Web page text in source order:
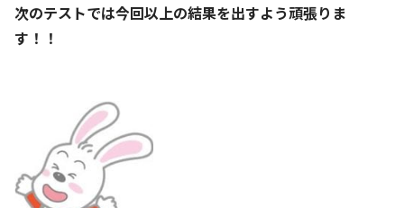
次のテストでは今回以上の結果を出すよう頑張りま
す！！